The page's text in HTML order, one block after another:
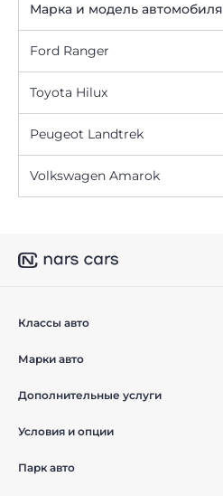
Марка и модель автомобиля
Ford Ranger
Toyota Hilux
Peugeot Landtrek
Volkswagen Amarok
Классы авто
Марки авто
Дополнительные услуги
Условия и опции
Парк авто